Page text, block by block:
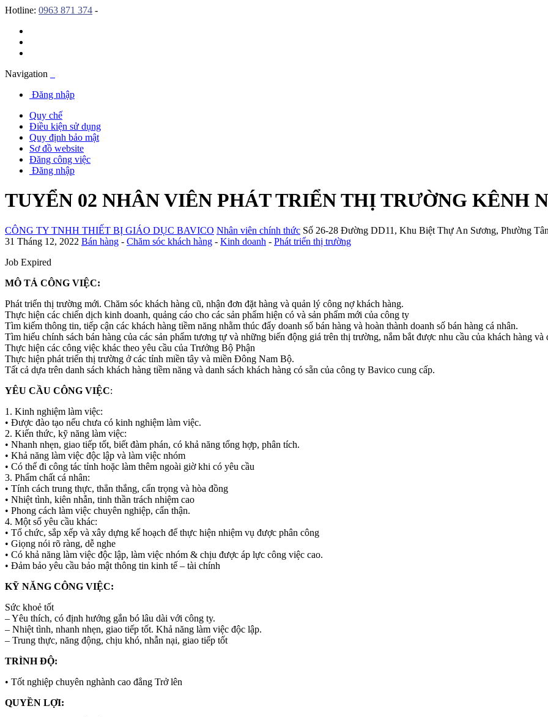
Hotline: 0963 871 374 -
Navigation
Đăng nhập
Quy chế
Điều kiện sử dụng
Quy định bảo mật
Sơ đồ website
Đăng công việc
Đăng nhập
TUYỂN 02 NHÂN VIÊN PHÁT TRIỂN THỊ TRƯỜNG KÊNH
CÔNG TY TNHH THIẾT BỊ GIÁO DỤC BAVICO Nhân viên chính thức Số 26-28 Đường DD11 , Khu Biệt Thự An Sương, Phường
31 Tháng 12, 2022 Bán hàng - Chăm sóc khách hàng - Kinh doanh - Phát triển thị trường
Job Expired
MÔ TẢ CÔNG VIỆC:
Phát triển thị trường mới. Chăm sóc khách hàng cũ, nhận đơn đặt hàng và quản lý công nợ khách hàng.
Thực hiện các chiến dịch kinh doanh, quảng cáo cho các sản phẩm hiện có và sản phẩm mới của công ty
Tìm kiếm thông tin, tiếp cận các khách hàng tiềm năng nhằm thúc đẩy doanh số bán hàng và hoàn thành doanh số bán hàng cá nhân.
Tìm hiểu chính sách bán hàng của các sản phẩm tương tự và những biến động giá trên thị trường, nắm bắt được nhu cầu của khách hàng
Thực hiện các công việc khác theo yêu cầu của Trưởng Bộ Phận
Thực hiện phát triển thị trường ở các tỉnh miền tây và miền Đông Nam Bộ.
Tất cả dựa trên danh sách khách hàng tiềm năng và danh sách khách hàng có sẵn của công ty Bavico cung cấp.
YÊU CẦU CÔNG VIỆC:
1. Kinh nghiệm làm việc:
• Được đào tạo nếu chưa có kinh nghiệm làm việc.
2. Kiến thức, kỹ năng làm việc:
• Nhanh nhẹn, giao tiếp tốt, biết đàm phán, có khả năng tổng hợp, phân tích.
• Khả năng làm việc độc lập và làm việc nhóm
• Có thể đi công tác tỉnh hoặc làm thêm ngoài giờ khi có yêu cầu
3. Phẩm chất cá nhân:
• Tính cách trung thực, thẳn thắng, cẩn trọng và hòa đồng
• Nhiệt tình, kiên nhẫn, tinh thần trách nhiệm cao
• Phong cách làm việc chuyên nghiệp, cẩn thận.
4. Một số yêu cầu khác:
• Tổ chức, sắp xếp và xây dựng kế hoạch để thực hiện nhiệm vụ được phân công
• Giọng nói rõ ràng, dễ nghe
• Có khả năng làm việc độc lập, làm việc nhóm & chịu được áp lực công việc cao.
• Đảm bảo yêu cầu bảo mật thông tin kinh tế – tài chính
KỸ NĂNG CÔNG VIỆC:
Sức khoẻ tốt
– Yêu thích, có định hướng gắn bó lâu dài với công ty.
– Nhiệt tình, nhanh nhẹn, giao tiếp tốt. Khả năng làm việc độc lập.
– Trung thực, năng động, chịu khó, nhẫn nại, giao tiếp tốt
TRÌNH ĐỘ:
• Tốt nghiệp chuyên nghành cao đẳng Trở lên
QUYỀN LỢI: